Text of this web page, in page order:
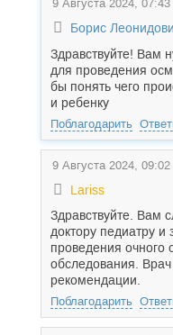
9 Августа 2024, 07:43
Борис
Здравствуйте! Вам
для проведения
бы понять чего
и ребенку
Поблагодарить
9 Августа 2024, 09:02
Lariss
Здравствуйте. Вам
доктору педиатру и
проведения очного
обследования.
рекомендации.
Поблагодарить